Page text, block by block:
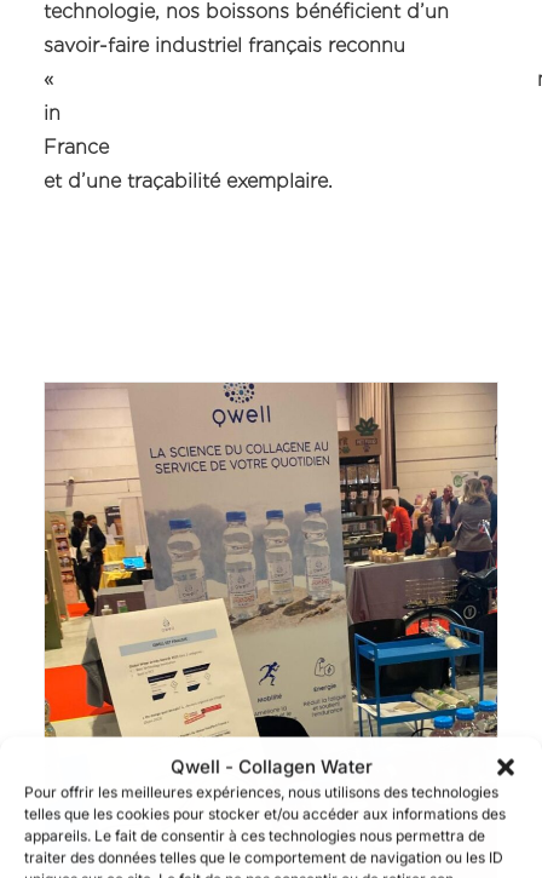
Qwell - Collagen Water
Pour offrir les meilleures expériences, nous utilisons des technologies
telles que les cookies pour stocker et/ou accéder aux informations des
appareils. Le fait de consentir à ces technologies nous permettra de
traiter des données telles que le comportement de navigation ou les ID
technologie, nos boissons bénéficient d’un
savoir-faire industriel français reconnu
«
in
France
et d’une traçabilité exemplaire.